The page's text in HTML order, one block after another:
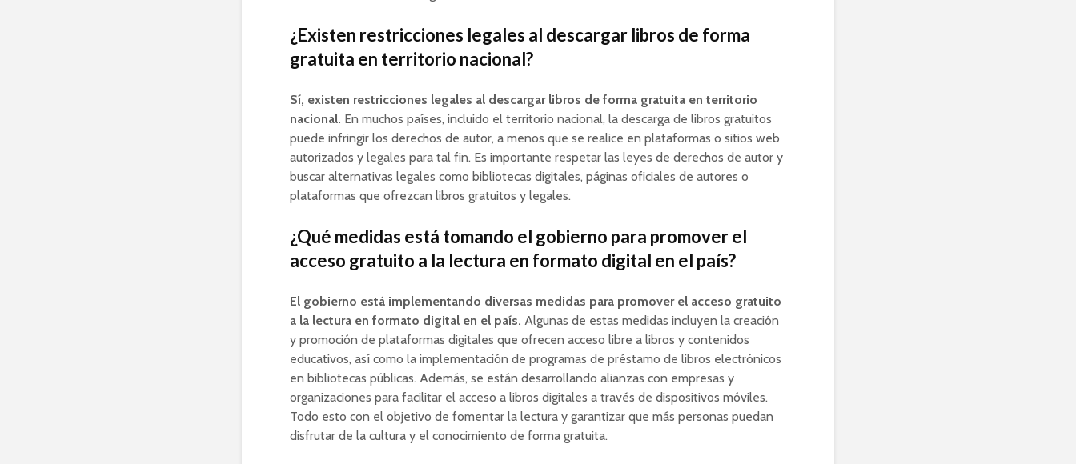
¿Existen restricciones legales al descargar libros de forma
gratuita en territorio nacional?
Sí, existen restricciones legales al descargar libros de forma gratuita en territorio
nacional. En muchos países, incluido el territorio nacional, la descarga de libros gratuitos
puede infringir los derechos de autor, a menos que se realice en plataformas o sitios web
autorizados y legales para tal fin. Es importante respetar las leyes de derechos de autor y
buscar alternativas legales como bibliotecas digitales, páginas oficiales de autores o
plataformas que ofrezcan libros gratuitos y legales.
¿Qué medidas está tomando el gobierno para promover el
acceso gratuito a la lectura en formato digital en el país?
El gobierno está implementando diversas medidas para promover el acceso gratuito
a la lectura en formato digital en el país. Algunas de estas medidas incluyen la creación
y promoción de plataformas digitales que ofrecen acceso libre a libros y contenidos
educativos, así como la implementación de programas de préstamo de libros electrónicos
en bibliotecas públicas. Además, se están desarrollando alianzas con empresas y
organizaciones para facilitar el acceso a libros digitales a través de dispositivos móviles.
Todo esto con el objetivo de fomentar la lectura y garantizar que más personas puedan
disfrutar de la cultura y el conocimiento de forma gratuita.